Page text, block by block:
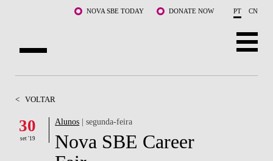
Saltar para o conteúdo principalNOVA SBE TODAY DONATE NOW PT CN
DOCENTES E INVESTIGAÇÃO
< VOLTAR
30
set '19
Alunos | segunda-feira
Nova SBE Career